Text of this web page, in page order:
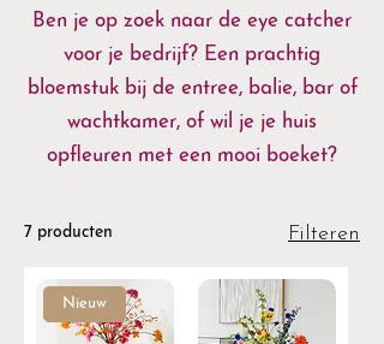
Ben je op zoek naar de eye catcher
voor je bedrijf? Een prachtig
bloemstuk bij de entree, balie, bar of
wachtkamer, of wil je je huis
opfleuren met een mooi boeket?
7 producten Filteren
Nieuw